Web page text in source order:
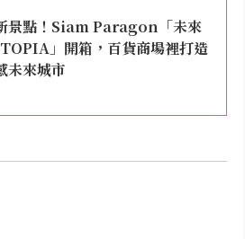
景點！Siam Paragon「未來
」開箱，百貨商場裡打造
未來城市